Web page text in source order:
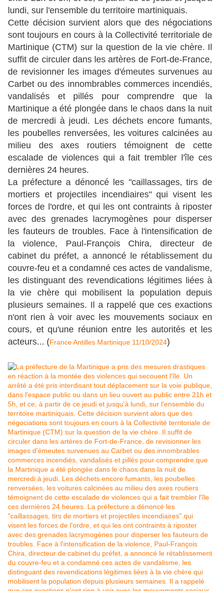
lundi, sur l'ensemble du territoire martiniquais.
Cette décision survient alors que des négociations
sont toujours en cours à la Collectivité territoriale de
Martinique (CTM) sur la question de la vie chère. Il
suffit de circuler dans les artères de Fort-de-France,
de revisionner les images d'émeutes survenues au
Carbet ou des innombrables commerces incendiés,
vandalisés et pillés pour comprendre que la
Martinique a été plongée dans le chaos dans la nuit
de mercredi à jeudi. Les déchets encore fumants,
les poubelles renversées, les voitures calcinées au
milieu des axes routiers témoignent de cette
escalade de violences qui a fait trembler l'île ces
dernières 24 heures.
La préfecture a dénoncé les "caillassages, tirs de
mortiers et projectiles incendiaires" qui visent les
forces de l'ordre, et qui les ont contraints à riposter
avec des grenades lacrymogènes pour disperser
les fauteurs de troubles. Face à l'intensification de
la violence, Paul-François Chira, directeur de
cabinet du préfet, a annoncé le rétablissement du
couvre-feu et a condamné ces actes de vandalisme,
les distinguant des revendications légitimes liées à
la vie chère qui mobilisent la population depuis
plusieurs semaines. Il a rappelé que ces exactions
n'ont rien à voir avec les mouvements sociaux en
cours, et qu'une réunion entre les autorités et les
acteurs... (France Antilles Martinique 11/10/2024)